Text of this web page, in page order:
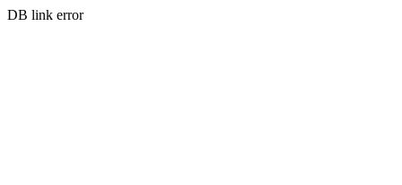
DB link error